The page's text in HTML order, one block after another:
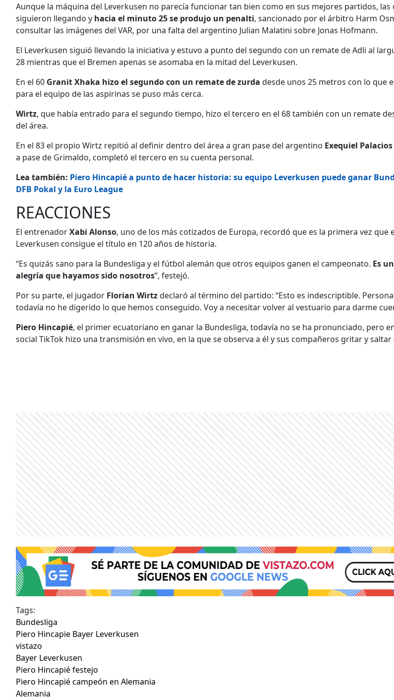
Aunque la máquina del Leverkusen no parecía funcionar tan bien como en sus mejores partidos, las
siguieron llegando y hacia el minuto 25 se produjo un penalti, sancionado por el árbitro Harm
consultar las imágenes del VAR, por una falta del argentino Julian Malatini sobre Jonas Hofmann.
El Leverkusen siguió llevando la iniciativa y estuvo a punto del segundo con un remate de Adli al
28 mientras que el Bremen apenas se asomaba en la mitad del Leverkusen.
En el 60 Granit Xhaka hizo el segundo con un remate de zurda desde unos 25 metros con lo que
para el equipo de las aspirinas se puso más cerca.
Wirtz, que había entrado para el segundo tiempo, hizo el tercero en el 68 también con un remate
del área.
En el 83 el propio Wirtz repitió al definir dentro del área a gran pase del argentino Exequiel Palacios
a pase de Grimaldo, completó el tercero en su cuenta personal.
Lea también: Piero Hincapié a punto de hacer historia: su equipo Leverkusen puede ganar
DFB Pokal y la Euro League
REACCIONES
El entrenadorXabi Alonso, uno de los más cotizados de Europa, recordó que es la primera vez que
Leverkusen consigue el título en 120 años de historia.
“Es quizás sano para la Bundesliga y el fútbol alemán que otros equipos ganen el campeonato. Es
alegría que hayamos sido nosotros”, festejó.
Por su parte, el jugador Florian Wirtzdeclaró al término del partido: “Esto es indescriptible.
todavía no he digerido lo que hemos conseguido. Voy a necesitar volver al vestuario para darme
Piero Hincapié, el primer ecuatoriano en ganar la Bundesliga, todavía no se ha pronunciado, pero
social TikTok hizo una transmisión en vivo, en la que se observa a él y sus compañeros gritar y saltar
Tags:
Bundesliga
Piero Hincapie Bayer Leverkusen
vistazo
Bayer Leverkusen
Piero Hincapié festejo
Piero Hincapié campeón en Alemania
Alemania